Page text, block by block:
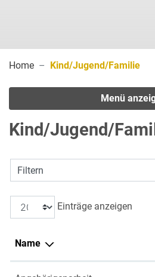
Home Kind/Jugend/Familie
Menü
Kind/Jugend/
Filtern
Einträge anzeigen
Name